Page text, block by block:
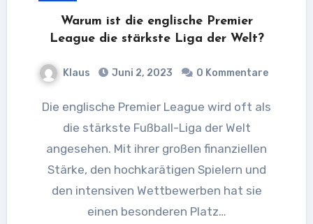
Warum ist die englische Premier
League die stärkste Liga der Welt?
Klaus Juni 2, 2023 0 Kommentare
Die englische Premier League wird oft als
die stärkste Fußball-Liga der Welt
angesehen. Mit ihrer großen finanziellen
Stärke, den hochkarätigen Spielern und
den intensiven Wettbewerben hat sie
einen besonderen Platz…